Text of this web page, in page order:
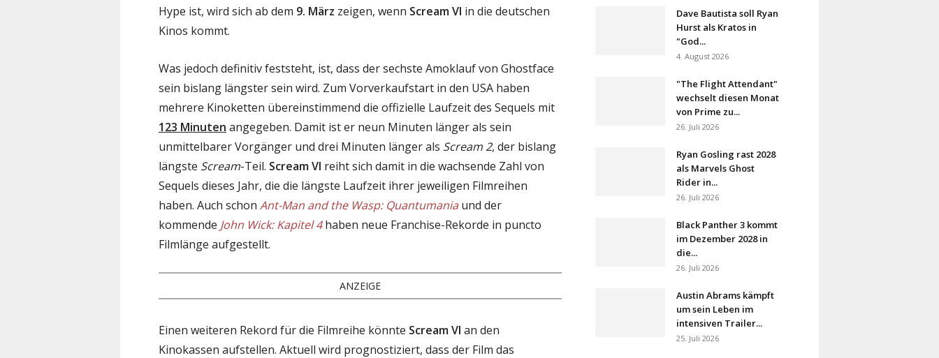
Hype ist, wird sich ab dem 9. März zeigen, wenn Scream VI in die deutschen
Kinos kommt.
Was jedoch definitiv feststeht, ist, dass der sechste Amoklauf von Ghostface
sein bislang längster sein wird. Zum Vorverkaufstart in den USA haben
mehrere Kinoketten übereinstimmend die offizielle Laufzeit des Sequels mit
123 Minuten angegeben. Damit ist er neun Minuten länger als sein
unmittelbarer Vorgänger und drei Minuten länger als Scream 2, der bislang
längste Scream-Teil. Scream VI reiht sich damit in die wachsende Zahl von
Sequels dieses Jahr, die die längste Laufzeit ihrer jeweiligen Filmreihen
haben. Auch schon Ant-Man and the Wasp: Quantumania und der
kommende John Wick: Kapitel 4haben neue Franchise-Rekorde in puncto
Filmlänge aufgestellt.
ANZEIGE
Einen weiteren Rekord für die Filmreihe könnte Scream VI an den
Kinokassen aufstellen. Aktuell wird prognostiziert, dass der Film das
Dave Bautista soll Ryan
Hurst als Kratos in
"God...
4. August 2026
"The Flight Attendant"
wechselt diesen Monat
von Prime zu...
26. Juli 2026
Ryan Gosling rast 2028
als Marvels Ghost
Rider in...
26. Juli 2026
Black Panther 3 kommt
im Dezember 2028 in
die...
26. Juli 2026
Austin Abrams kämpft
um sein Leben im
intensiven Trailer...
25. Juli 2026